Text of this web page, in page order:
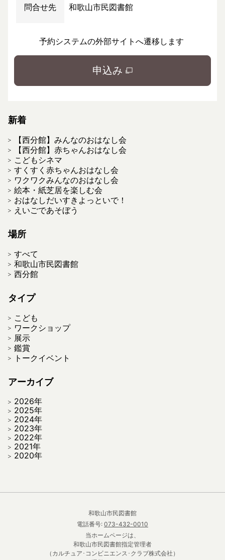
問合せ先 和歌山市民図書館
予約システムの外部サイトへ遷移します
申込み
新着
【西分館】みんなのおはなし会
【西分館】赤ちゃんおはなし会
こどもシネマ
すくすく赤ちゃんおはなし会
ワクワクみんなのおはなし会
絵本・紙芝居を楽しむ会
おはなしだいすきよっといで！
えいごであそぼう
場所
すべて
和歌山市民図書館
西分館
タイプ
こども
ワークショップ
展示
鑑賞
トークイベント
アーカイブ
2026年
2025年
2024年
2023年
2022年
2021年
2020年
和歌山市民図書館
電話番号: 073-432-0010
当ホームページは、
和歌山市民図書館指定管理者
（カルチュア･コンビニエンス･クラブ株式会社）